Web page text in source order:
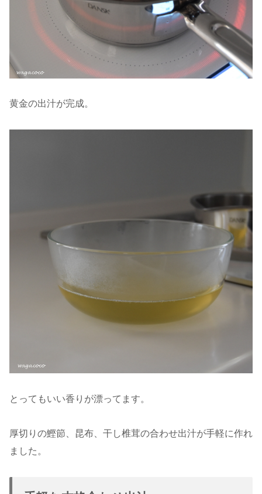
黄金の出汁が完成。
とってもいい香りが漂ってます。
厚切りの鰹節、昆布、干し椎茸の合わせ出汁が手軽に作れ
ました。